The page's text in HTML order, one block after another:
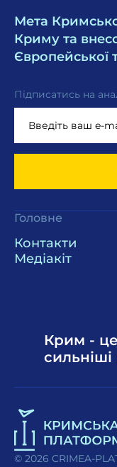
Мета
Криму та
Європейської
Підписатись на
Головне
Контакти
Медіакіт
Крим -
© 2026 CRIMEA-